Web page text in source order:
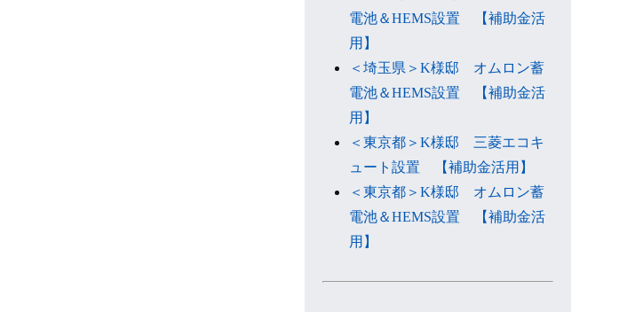
電池＆HEMS設置 【補助金活
用】
＜埼玉県＞K様邸 オムロン蓄
電池＆HEMS設置 【補助金活
用】
＜東京都＞K様邸 三菱エコキ
ュート設置 【補助金活用】
＜東京都＞K様邸 オムロン蓄
電池＆HEMS設置 【補助金活
用】